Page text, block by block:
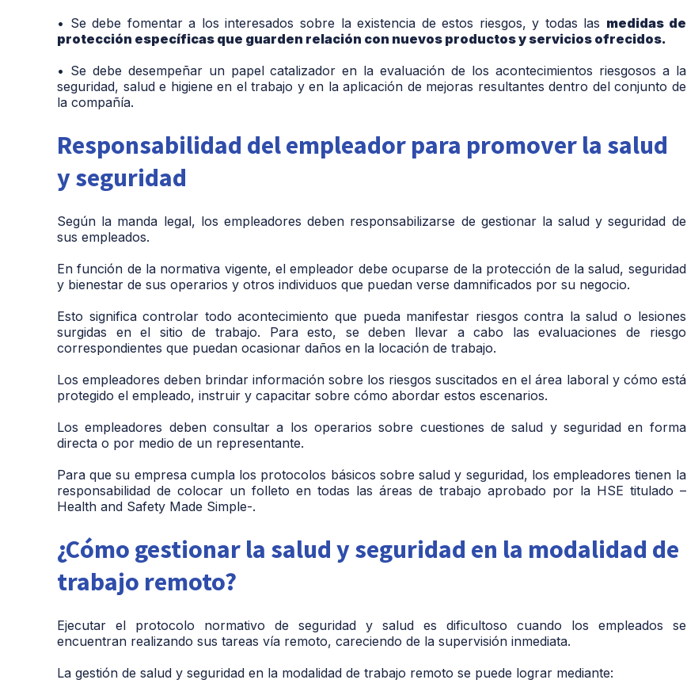
• Se debe fomentar a los interesados sobre la existencia de estos riesgos, y todas las medidas de
protección específicas que guarden relación con nuevos productos y servicios ofrecidos.
• Se debe desempeñar un papel catalizador en la evaluación de los acontecimientos riesgosos a la
seguridad, salud e higiene en el trabajo y en la aplicación de mejoras resultantes dentro del conjunto de
la compañía.
Responsabilidad del empleador para promover la salud
y seguridad
Según la manda legal, los empleadores deben responsabilizarse de gestionar la salud y seguridad de
sus empleados.
En función de la normativa vigente, el empleador debe ocuparse de la protección de la salud, seguridad
y bienestar de sus operarios y otros individuos que puedan verse damnificados por su negocio.
Esto significa controlar todo acontecimiento que pueda manifestar riesgos contra la salud o lesiones
surgidas en el sitio de trabajo. Para esto, se deben llevar a cabo las evaluaciones de riesgo
correspondientes que puedan ocasionar daños en la locación de trabajo.
Los empleadores deben brindar información sobre los riesgos suscitados en el área laboral y cómo está
protegido el empleado, instruir y capacitar sobre cómo abordar estos escenarios.
Los empleadores deben consultar a los operarios sobre cuestiones de salud y seguridad en forma
directa o por medio de un representante.
Para que su empresa cumpla los protocolos básicos sobre salud y seguridad, los empleadores tienen la
responsabilidad de colocar un folleto en todas las áreas de trabajo aprobado por la HSE titulado –
Health and Safety Made Simple-.
¿Cómo gestionar la salud y seguridad en la modalidad de
trabajo remoto?
Ejecutar el protocolo normativo de seguridad y salud es dificultoso cuando los empleados se
encuentran realizando sus tareas vía remoto, careciendo de la supervisión inmediata.
La gestión de salud y seguridad en la modalidad de trabajo remoto se puede lograr mediante: